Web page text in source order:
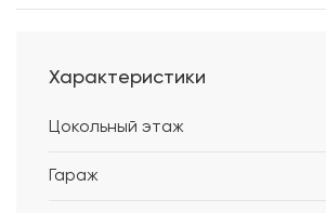
Характеристики
Цокольный этаж
Гараж